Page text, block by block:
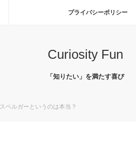
プライバシーポリシー
Curiosity Fun
「知りたい」を満たす喜び
ペルガーというのは本当？